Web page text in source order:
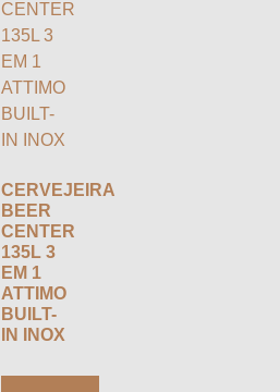
CERVEJEIRA
BEER
CENTER
135L 3
EM 1
ATTIMO
BUILT-
IN INOX